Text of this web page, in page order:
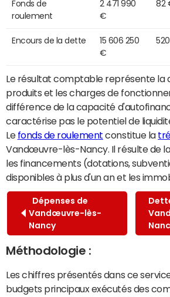
Fonds de
roulement
2 471 990
€
82
Encours de la dette
15 606 250
€
Le résultat comptable représente la
produits et les charges de
différence de la capacité
caractérise pas le potentiel de
Le fonds de roulement constitue la
Vandœuvre-lès-Nancy. Il résulte de
les financements (dotations,
disponibles à plus d'un an et les
Dépenses de
Vandœuvre-lès-
Nancy
Méthodologie :
Les chiffres présentés dans ce
budgets principaux exécutés des